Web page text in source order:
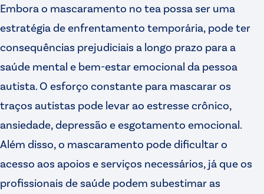
Embora o mascaramento no tea possa ser uma
estratégia de enfrentamento temporária, pode ter
consequências prejudiciais a longo prazo para a
saúde mental e bem-estar emocional da pessoa
autista. O esforço constante para mascarar os
traços autistas pode levar ao estresse crônico,
ansiedade, depressão e esgotamento emocional.
Além disso, o mascaramento pode dificultar o
acesso aos apoios e serviços necessários, já que os
profissionais de saúde podem subestimar as